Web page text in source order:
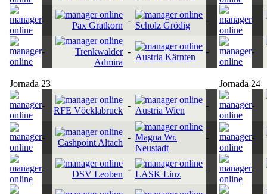
-
Pax Gratkorn
-
Scholz Grödig
- -
-
Trenkwalder
Admira
-
Austria Kärnten
- -
Jornada 23 Jornada 24
-
RFE Vöcklabruck
-
Austria Wien
- -
-
Cashpoint Altach
- Magna Wr.
Neustadt
- -
-
DSV Leoben
-
LASK Linz
- -